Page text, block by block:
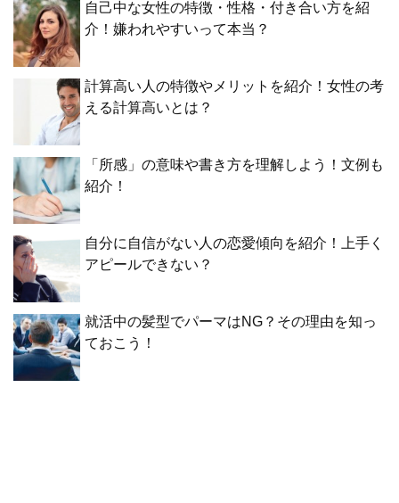
自己中な女性の特徴・性格・付き合い方を紹
介！嫌われやすいって本当？
計算高い人の特徴やメリットを紹介！女性の考
える計算高いとは？
「所感」の意味や書き方を理解しよう！文例も
紹介！
自分に自信がない人の恋愛傾向を紹介！上手く
アピールできない？
就活中の髪型でパーマはNG？その理由を知っ
ておこう！